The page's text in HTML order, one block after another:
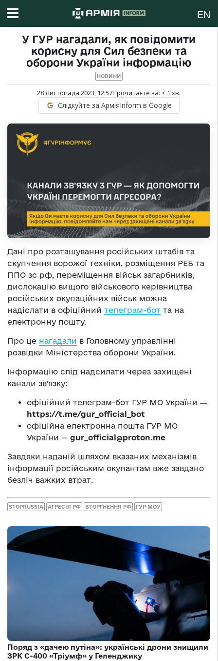
EN
У ГУР нагадали, як повідомити
корисну для Сил безпеки та
оборони України інформацію
НОВИНИ
28 Листопада 2023, 12:57Прочитаєте за: < 1 хв.
Слідкуйте за АрміяInform в Google
Дані про розташування російських штабів та
скупчення ворожої техніки, розміщення РЕБ та
ППО зс рф, переміщення військ загарбників,
дислокацію вищого військового керівництва
російських окупаційних військ можна
надіслати в офіційний телеграм-бот та на
електронну пошту.
Про це нагадали в Головному управлінні
розвідки Міністерства оборони України.
Інформацію слід надсилати через захищені
канали зв’язку:
офіційний телеграм-бот ГУР МО України ―
https://t.me/gur_official_bot
офіційна електронна пошта ГУР МО
України — gur_official@proton.me
Завдяки наданій шляхом вказаних механізмів
інформації російським окупантам вже завдано
безліч важких втрат.
STOPRUSSIA АГРЕСІЯ РФ ВТОРГНЕННЯ РФ ГУР МОУ
Поряд з «дачею путіна»: українські дрони знищили
ЗРК С-400 «Тріумф» у Геленджику